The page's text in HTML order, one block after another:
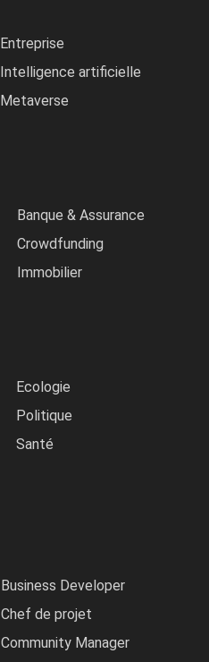
Entreprise
Intelligence artificielle
Metaverse
Banque & Assurance
Crowdfunding
Immobilier
Ecologie
Politique
Santé
Business Developer
Chef de projet
Community Manager